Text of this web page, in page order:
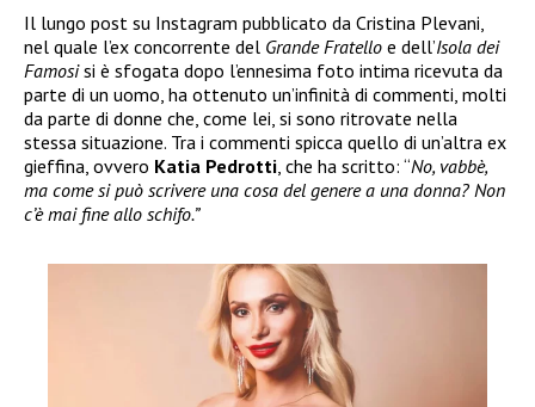
Il lungo post su Instagram pubblicato da Cristina Plevani,
nel quale l’ex concorrente del Grande Fratello e dell’Isola dei
Famosisi è sfogata dopo l’ennesima foto intima ricevuta da
parte di un uomo, ha ottenuto un’infinità di commenti, molti
da parte di donne che, come lei, si sono ritrovate nella
stessa situazione. Tra i commenti spicca quello di un’altra ex
gieffina, ovvero Katia Pedrotti, che ha scritto: “No, vabbè,
ma come si può scrivere una cosa del genere a una donna? Non
c’è mai fine allo schifo.”